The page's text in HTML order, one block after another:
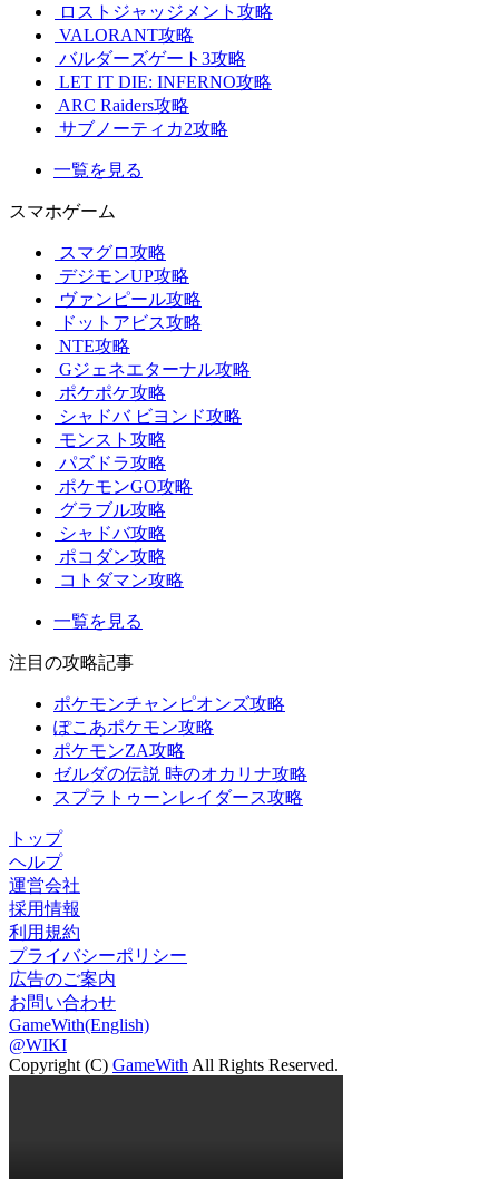
ロストジャッジメント攻略
VALORANT攻略
バルダーズゲート3攻略
LET IT DIE: INFERNO攻略
ARC Raiders攻略
サブノーティカ2攻略
一覧を見る
スマホゲーム
スマグロ攻略
デジモンUP攻略
ヴァンピール攻略
ドットアビス攻略
NTE攻略
Gジェネエターナル攻略
ポケポケ攻略
シャドバ ビヨンド攻略
モンスト攻略
パズドラ攻略
ポケモンGO攻略
グラブル攻略
シャドバ攻略
ポコダン攻略
コトダマン攻略
一覧を見る
注目の攻略記事
ポケモンチャンピオンズ攻略
ぽこあポケモン攻略
ポケモンZA攻略
ゼルダの伝説 時のオカリナ攻略
スプラトゥーンレイダース攻略
トップ
ヘルプ
運営会社
採用情報
利用規約
プライバシーポリシー
広告のご案内
お問い合わせ
GameWith(English)
@WIKI
Copyright (C) GameWith All Rights Reserved.